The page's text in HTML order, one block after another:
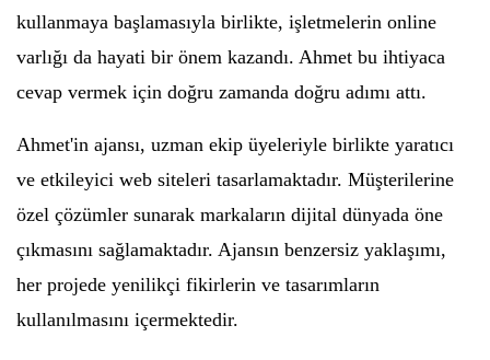
kullanmaya başlamasıyla birlikte, işletmelerin online
varlığı da hayati bir önem kazandı. Ahmet bu ihtiyaca
cevap vermek için doğru zamanda doğru adımı attı.
Ahmet'in ajansı, uzman ekip üyeleriyle birlikte yaratıcı
ve etkileyici web siteleri tasarlamaktadır. Müşterilerine
özel çözümler sunarak markaların dijital dünyada öne
çıkmasını sağlamaktadır. Ajansın benzersiz yaklaşımı,
her projede yenilikçi fikirlerin ve tasarımların
kullanılmasını içermektedir.